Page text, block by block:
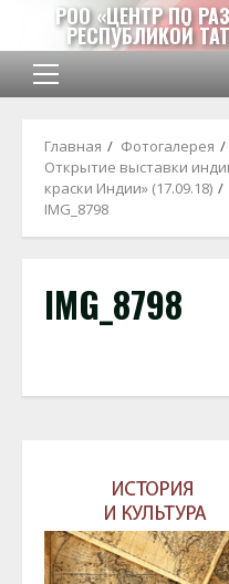
Перейти
содержимому
РОО «ЦЕНТР ПО
РЕСПУБЛИКОЙ
Основное
Главная
Фотогалерея
Открытие выставки
краски Индии» (17.09.18)
IMG_8798
IMG_8798